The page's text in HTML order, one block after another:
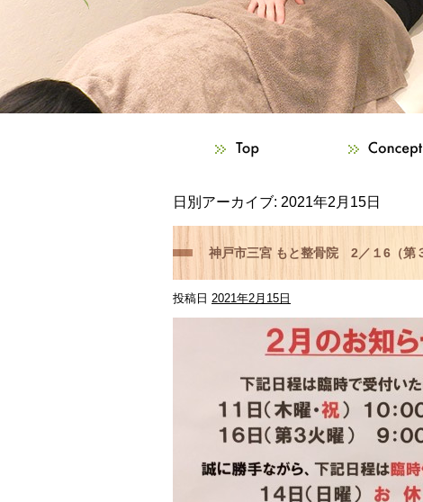
日別アーカイブ: 2021年2月15日
神戸市三宮 もと整骨院 2／１6（第
い！
投稿日 2021年2月15日